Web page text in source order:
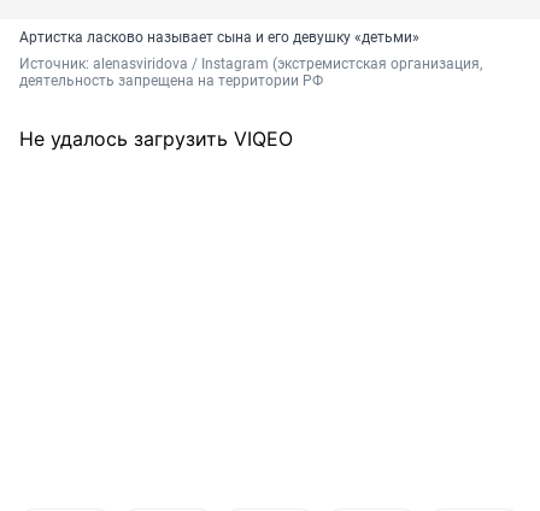
Артистка ласково называет сына и его девушку «детьми»
Источник: alenasviridova / Instagram (экстремистская организация,
деятельность запрещена на территории РФ
Не удалось загрузить VIQEO